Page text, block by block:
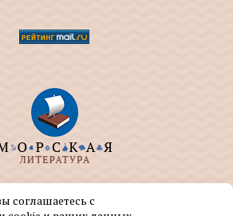
занимается изданием и
книг на морскую тематику.
соглашаетесь с